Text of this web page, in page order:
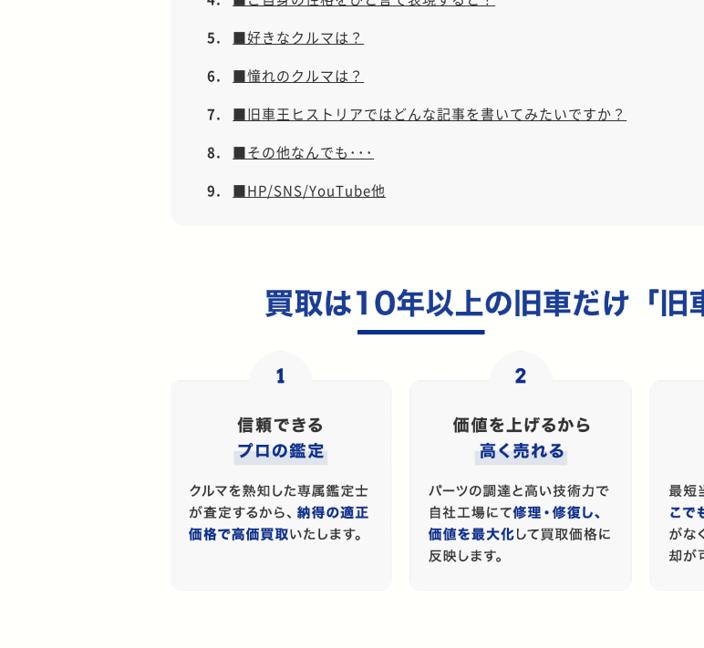
5.
■好きなクルマは？
6.
■憧れのクルマは？
7.
■旧車王ヒストリアではどんな記事を書いてみたいですか？
8.
■その他なんでも･･･
9.
■HP/SNS/YouTube他